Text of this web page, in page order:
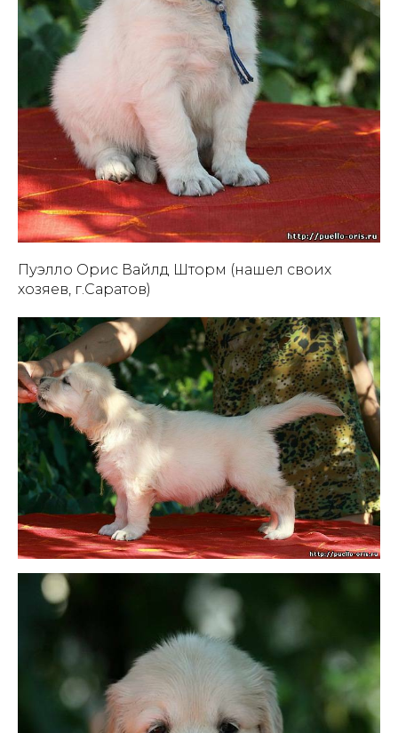
Пуэлло Орис Вайлд Шторм (нашел своих
хозяев, г.Саратов)